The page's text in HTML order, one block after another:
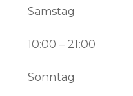
Samstag
10:00 – 21:00
Sonntag